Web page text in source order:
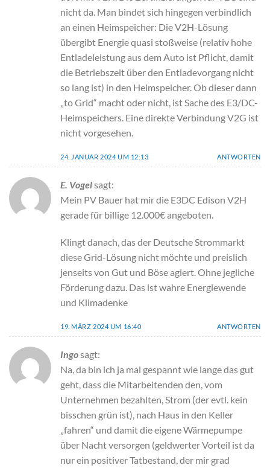
nicht da. Man bindet sich hingegen verbindlich
an einen Heimspeicher: Die V2H-Lösung
übergibt Energie quasi stoßweise (relativ hohe
Entladeleistung aus dem Auto ist Pflicht, damit
die Betriebszeit über den Entladevorgang nicht
so lang ist) in den Heimspeicher. Ob dieser dann
„to Grid“ macht oder nicht, ist Sache des E3/DC-
Heimspeichers. Eine direkte Verbindung V2G ist
nicht vorgesehen.
24. JANUAR 2024 UM 12:13 ANTWORTEN
E. Vogelsagt:
Mein PV Bauer hat mir die E3DC Edison V2H
gerade für billige 12.000€ angeboten.
Klingt danach, das der Deutsche Strommarkt
diese Grid-Lösung nicht möchte und preislich
jenseits von Gut und Böse agiert. Ohne jegliche
Förderung dazu. Das ist wahre Energiewende
und Klimadenke
19. MÄRZ 2024 UM 16:40 ANTWORTEN
Ingosagt:
Na, da bin ich ja mal gespannt wie lange das gut
geht, dass die Mitarbeitenden den, vom
Unternehmen bezahlten, Strom (der evtl. kein
bisschen grün ist), nach Haus in den Keller
„fahren“ und damit die eigene Wärmepumpe
über Nacht versorgen (geldwerter Vorteil ist da
nur ein positiver Tatbestand, der mir grad